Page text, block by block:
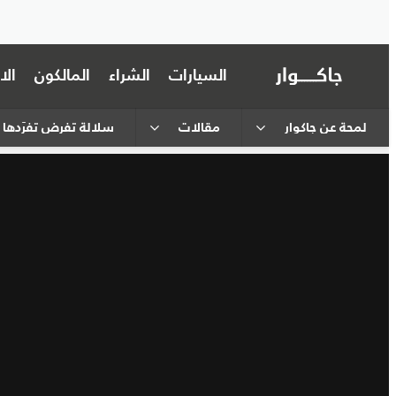
السيارات الشراء المالكون
لمحة عن جاكوار مقالات سلالة تفرض تفرّدها